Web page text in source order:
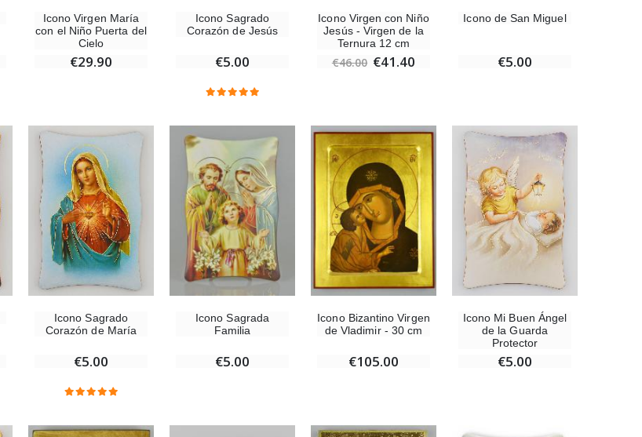
Icono Virgen María
con el Niño Puerta del
Cielo
€29.90
Icono Sagrado
Corazón de Jesús
€5.00
Icono Virgen con Niño
Jesús - Virgen de la
Ternura 12 cm
€46.00 €41.40
Icono de San Miguel
€5.00
Icono Sagrado
Corazón de María
€5.00
Icono Sagrada
Familia
€5.00
Icono Bizantino Virgen
de Vladimir - 30 cm
€105.00
Icono Mi Buen Ángel
de la Guarda
Protector
€5.00